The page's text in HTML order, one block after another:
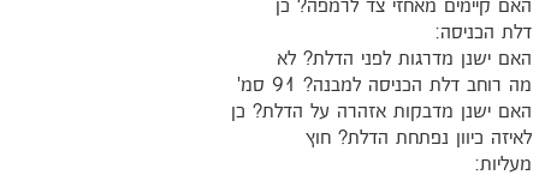
האם קיימים מאחזי צד לרמפה? כן
דלת הכניסה:
האם ישנן מדרגות לפני הדלת? לא
מה רוחב דלת הכניסה למבנה? 91 סמ'
האם ישנן מדבקות אזהרה על הדלת? כן
לאיזה כיוון נפתחת הדלת? חוץ
מעליות: